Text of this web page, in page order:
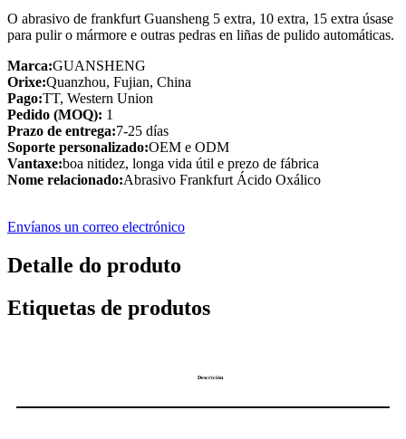
O abrasivo de frankfurt Guansheng 5 extra, 10 extra, 15 extra úsase
para pulir o mármore e outras pedras en liñas de pulido automáticas.
Marca:GUANSHENG
Orixe:Quanzhou, Fujian, China
Pago:TT, Western Union
Pedido (MOQ): 1
Prazo de entrega:7-25 días
Soporte personalizado:OEM e ODM
Vantaxe:boa nitidez, longa vida útil e prezo de fábrica
Nome relacionado:Abrasivo Frankfurt Ácido Oxálico
Envíanos un correo electrónico
Detalle do produto
Etiquetas de produtos
Descrición